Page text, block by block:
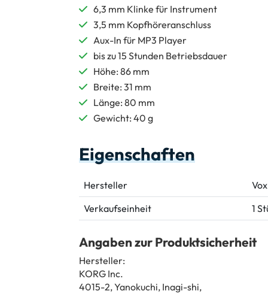
6,3 mm Klinke für Instrument
3,5 mm Kopfhöreranschluss
Aux-In für MP3 Player
bis zu 15 Stunden Betriebsdauer
Höhe: 86 mm
Breite: 31 mm
Länge: 80 mm
Gewicht: 40 g
Eigenschaften
Hersteller
Vox
Verkaufseinheit
1
Angaben zur Produktsicherheit
Hersteller:
KORG Inc.
4015-2, Yanokuchi, Inagi-shi,